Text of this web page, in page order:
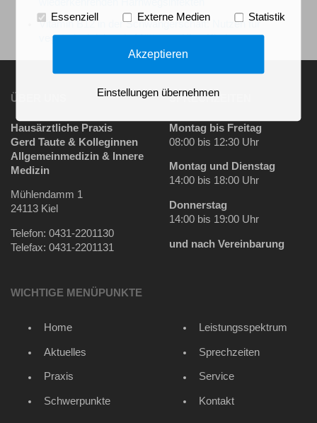
Vitamin B12 in der Schwangerschaft: Nutzen für
vegetarisch lebende Mütter und ihre Kinder
ÜBER UNS
Hausärztliche Praxis
Gerd Taute & Kolleginnen
Allgemeinmedizin & Innere
Medizin
Mühlendamm 1
24113 Kiel
Telefon: 0431-2201130
Telefax: 0431-2201131
SPRECHZEITEN
Montag bis Freitag
08:00 bis 12:30 Uhr
Montag und Dienstag
14:00 bis 18:00 Uhr
Donnerstag
14:00 bis 19:00 Uhr
und nach Vereinbarung
WICHTIGE MENÜPUNKTE
Home
Aktuelles
Praxis
Schwerpunkte
Leistungsspektrum
Sprechzeiten
Service
Kontakt
Essenziell Externe Medien Statistik
Akzeptieren
Einstellungen übernehmen